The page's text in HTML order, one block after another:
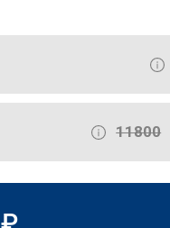
11800